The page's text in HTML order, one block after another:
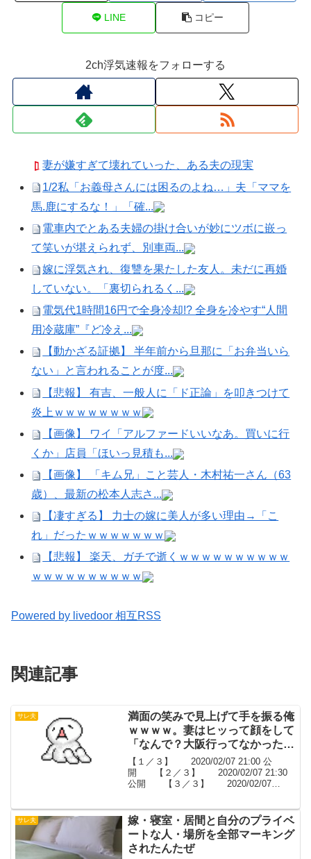
LINE コピー
2ch浮気速報をフォローする
妻が嫌すぎて壊れていった、ある夫の現実
1/2私「お義母さんには困るのよね…」夫「ママを
馬.鹿にするな！」「確...
電車内でとある夫婦の掛け合いが妙にツボに嵌っ
て笑いが堪えられず、別車両...
嫁に浮気され、復讐を果たした友人。未だに再婚
していない。「裏切られるく...
電気代1時間16円で全身冷却!? 全身を冷やす“人間
用冷蔵庫”『ど冷え...
【動かざる証拠】 半年前から旦那に「お弁当いら
ない」と言われることが度...
【悲報】 有吉、一般人に「ド正論」を叩きつけて
炎上ｗｗｗｗｗｗｗｗ
【画像】 ワイ「アルファードいいなあ。買いに行
くか」店員「ほいっ見積も...
【画像】 「キム兄」こと芸人・木村祐一さん（63
歳）、最新の松本人志さ...
【凄すぎる】 力士の嫁に美人が多い理由→「こ
れ」だったｗｗｗｗｗｗｗ
【悲報】 楽天、ガチで逝くｗｗｗｗｗｗｗｗｗｗ
ｗｗｗｗｗｗｗｗｗｗ
Powered by livedoor 相互RSS
関連記事
サレ夫
満面の笑みで見上げて手を振る俺
ｗｗｗｗ。妻はヒッって顔をして
「なんで？大阪行ってなかった
の？」ビデオカメラもって浮気現
場へ凸【２／３】
【１／３】 2020/02/07 21:00 公
開 【２／３】 2020/02/07 21:30
公開 【３／３】 2020/02/07
サレ夫
嫁・寝室・居間と自分のプライベ
ートな人・場所を全部マーキング
されたんたぜ